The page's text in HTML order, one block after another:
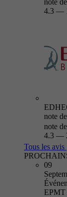
note
4.3 —
note de
note
4.3 —
Tous les avis
09
EPMT